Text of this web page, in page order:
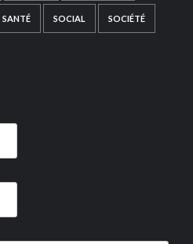
SANTÉ SOCIAL SOCIÉTÉ